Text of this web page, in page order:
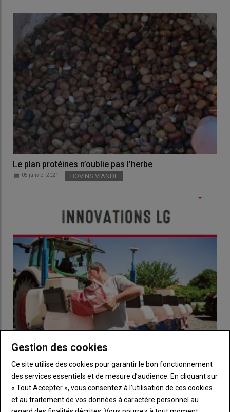
Le plan protéines n’oublie pas l’herbe
05 janvier 2021 BOVINS VIANDE
[Maïs Fourrage] LG dévoile son nouveau catalogue
Gestion des cookies
Ce site utilise des cookies pour garantir le bon fonctionnement
des services essentiels et de mesure d’audience. En cliquant sur
« Tout Accepter », vous consentez à l’utilisation de ces cookies
et au traitement de vos données à caractère personnel au